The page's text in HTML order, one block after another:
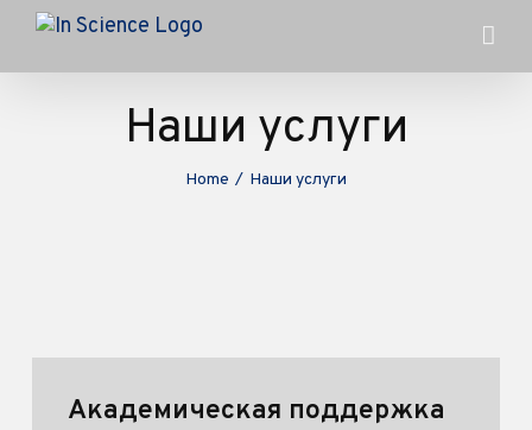
Skip
content
Наши услуги
Home / Наши услуги
Академическая поддержка